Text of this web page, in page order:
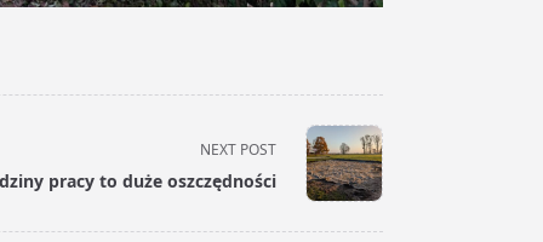
NEXT POST
pracy to duże oszczędności